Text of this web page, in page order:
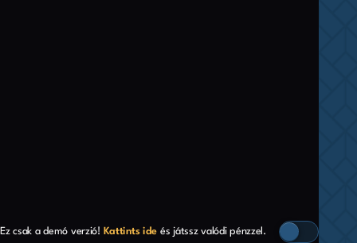
Ez csak a demó verzió! Kattints ide és játssz valódi pénzzel.